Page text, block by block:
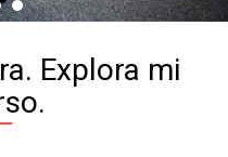
Explora mi